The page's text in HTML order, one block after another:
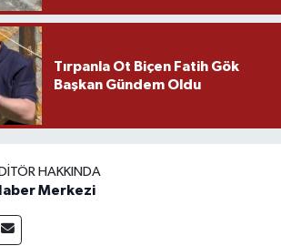
Tırpanla Ot Biçen Fatih Gök
Başkan Gündem Oldu
HAKKINDA
Merkezi